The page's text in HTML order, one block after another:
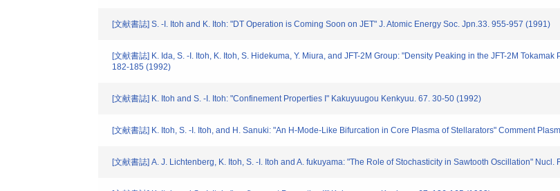
[文献書誌] S. -I. Itoh and K. Itoh: "DT Operation is Coming Soon on JET" J. Atomic Energy Soc. Jpn.33. 955-957 (1991)
[文献書誌] K. Ida, S. -I. Itoh, K. Itoh, S. Hidekuma, Y. Miura, and JFT-2M Group: "Density Peaking in the JFT-2M
182-185 (1992)
[文献書誌] K. Itoh and S. -I. Itoh: "Confinement Properties I" Kakuyuugou Kenkyuu. 67. 30-50 (1992)
[文献書誌] K. Itoh, S. -I. Itoh, and H. Sanuki: "An H-Mode-Like Bifurcation in Core Plasma of Stellarators" Comment
[文献書誌] A. J. Lichtenberg, K. Itoh, S. -I. Itoh and A. fukuyama: "The Role of Stochasticity in Sawtooth Oscillation" Nucl.